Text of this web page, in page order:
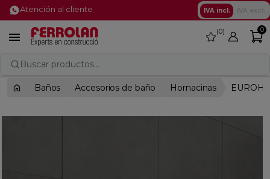
Atención al cliente IVA incl.
 favorite
0 0
Buscar productos...
Baños Accesorios de baño Hornacinas